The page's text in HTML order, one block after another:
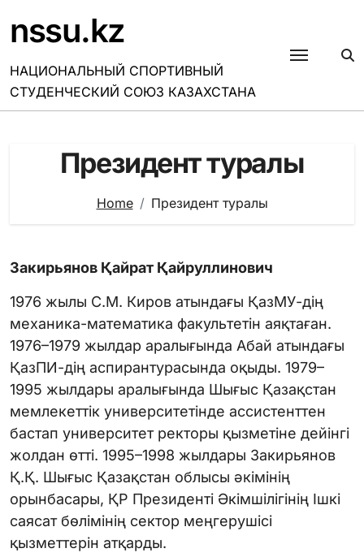
content
nssu.kz
НАЦИОНАЛЬНЫЙ СПОРТИВНЫЙ
СТУДЕНЧЕСКИЙ СОЮЗ КАЗАХСТАНА
Президент туралы
Home Президент туралы
Закирьянов Қайрат Қайруллинович
1976 жылы С.М. Киров атындағы ҚазМУ-дің
механика-математика факультетін аяқтаған.
1976–1979 жылдар аралығында Абай атындағы
ҚазПИ-дің аспирантурасында оқыды. 1979–
1995 жылдары аралығында Шығыс Қазақстан
мемлекеттік университетінде ассистенттен
бастап университет ректоры қызметіне дейінгі
жолдан өтті. 1995–1998 жылдары Закирьянов
Қ.Қ. Шығыс Қазақстан облысы әкімінің
орынбасары, ҚР Президенті Әкімшілігінің Ішкі
саясат бөлімінің сектор меңгерушісі
қызметтерін атқарды.